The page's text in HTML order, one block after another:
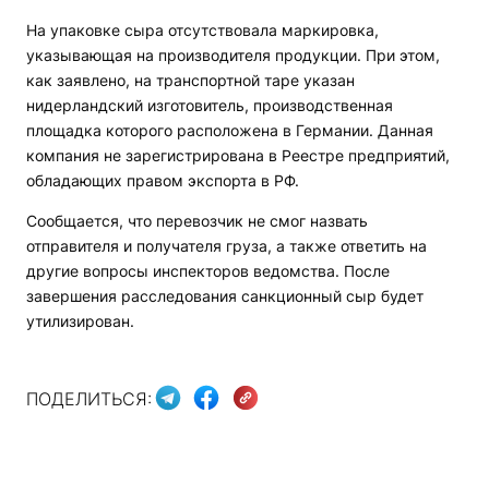
На упаковке сыра отсутствовала маркировка,
указывающая на производителя продукции. При этом,
как заявлено, на транспортной таре указан
нидерландский изготовитель, производственная
площадка которого расположена в Германии. Данная
компания не зарегистрирована в Реестре предприятий,
обладающих правом экспорта в РФ.
Сообщается, что перевозчик не смог назвать
отправителя и получателя груза, а также ответить на
другие вопросы инспекторов ведомства. После
завершения расследования санкционный сыр будет
утилизирован.
ПОДЕЛИТЬСЯ: